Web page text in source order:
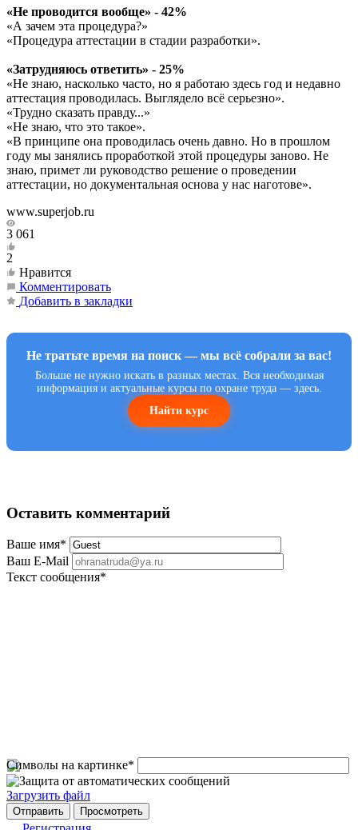
«Не проводится вообще» - 42%
«А зачем эта процедура?»
«Процедура аттестации в стадии разработки».
«Затрудняюсь ответить» - 25%
«Не знаю, насколько часто, но я работаю здесь год и недавно
аттестация проводилась. Выглядело всё серьезно».
«Трудно сказать правду...»
«Не знаю, что это такое».
«В принципе она проводилась очень давно. Но в прошлом
году мы занялись проработкой этой процедуры заново. Не
знаю, примет ли руководство решение о проведении
аттестации, но документальная основа у нас наготове».
www.superjob.ru
3 061
2
Нравится
Комментировать
Добавить в закладки
Не тратьте время на поиск — мы всё собрали за вас!
Больше не нужно искать в разных местах. Вся необходимая
информация и актуальные курсы по охране труда — здесь.
Найти курс
Оставить комментарий
Ваше имя*
Ваш E-Mail
Текст сообщения*
Символы на картинке*
Загрузить файл